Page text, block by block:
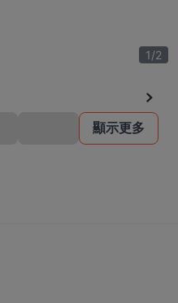
1/2
顯示更多